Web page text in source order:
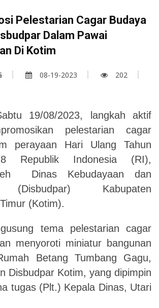
Pelestarian Cagar Budaya
Dalam Pawai
Di Kotim
08-19-2023
202
19/08/2023, langkah aktif
pelestarian cagar
perayaan Hari Ulang Tahun
Republik Indonesia (RI),
Dinas Kebudayaan dan
(Disbudpar) Kabupaten
(Kotim).
tema pelestarian cagar
menyoroti miniatur bangunan
Betang Tumbang Gagu,
Disbudpar Kotim, yang dipimpin
tugas (Plt.) Kepala Dinas, Utari